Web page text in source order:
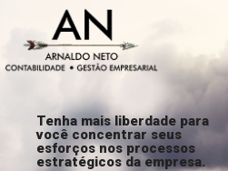
Tenha mais liberdade para
você concentrar seus
esforços nos processos
estratégicos da empresa.